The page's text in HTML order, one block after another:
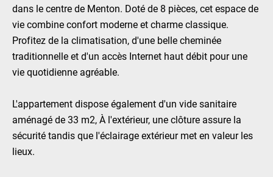
dans le centre de Menton. Doté de 8 pièces, cet espace de
vie combine confort moderne et charme classique.
Profitez de la climatisation, d'une belle cheminée
traditionnelle et d'un accès Internet haut débit pour une
vie quotidienne agréable.
L'appartement dispose également d'un vide sanitaire
aménagé de 33 m2, À l'extérieur, une clôture assure la
sécurité tandis que l'éclairage extérieur met en valeur les
lieux.